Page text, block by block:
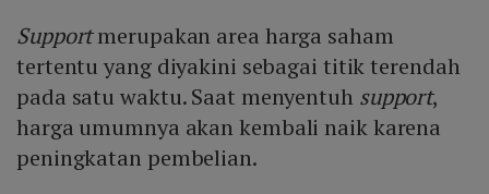
Supportmerupakan area harga saham
tertentu yang diyakini sebagai titik terendah
pada satu waktu. Saat menyentuh support,
harga umumnya akan kembali naik karena
peningkatan pembelian.